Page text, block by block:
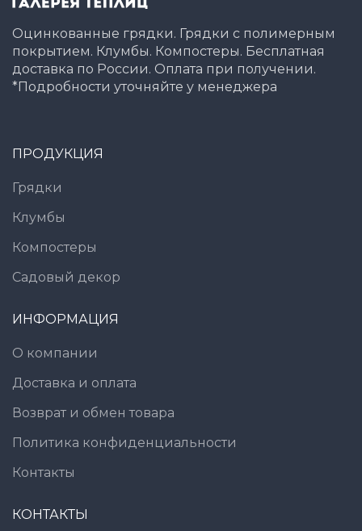
Оцинкованные грядки. Грядки с полимерным
покрытием. Клумбы. Компостеры. Бесплатная
доставка по России. Оплата при получении.
*Подробности уточняйте у менеджера
ПРОДУКЦИЯ
Грядки
Клумбы
Компостеры
Садовый декор
ИНФОРМАЦИЯ
О компании
Доставка и оплата
Возврат и обмен товара
Политика конфиденциальности
Контакты
КОНТАКТЫ